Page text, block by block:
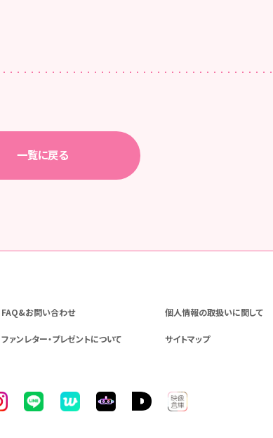
一覧に戻る
FAQ&お問い合わせ 個人情報の取扱いに関して
ファンレター・プレゼントについて サイトマップ